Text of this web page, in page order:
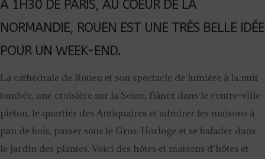
À 1H30 DE PARIS, AU COEUR DE LA
NORMANDIE, ROUEN EST UNE TRÈS BELLE IDÉE
POUR UN WEEK-END.
La cathédrale de Rouen et son spectacle de lumière à la nuit
tombée, une croisière sur la Seine, flâner dans le centre-ville
piéton, le quartier des Antiquaires et admirer les maisons à
pan de bois, passer sous le Gros-Horloge et se balader dans
le jardin des plantes. Voici des hôtes et maisons d’hôtes et